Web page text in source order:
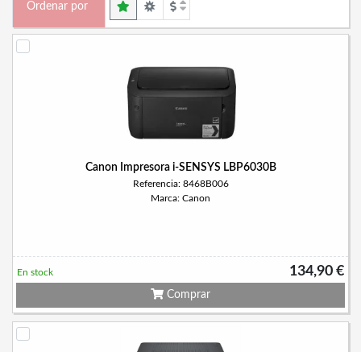
Ordenar por
Canon Impresora i-SENSYS LBP6030B
Referencia: 8468B006
Marca: Canon
134,90 €
En stock
Comprar